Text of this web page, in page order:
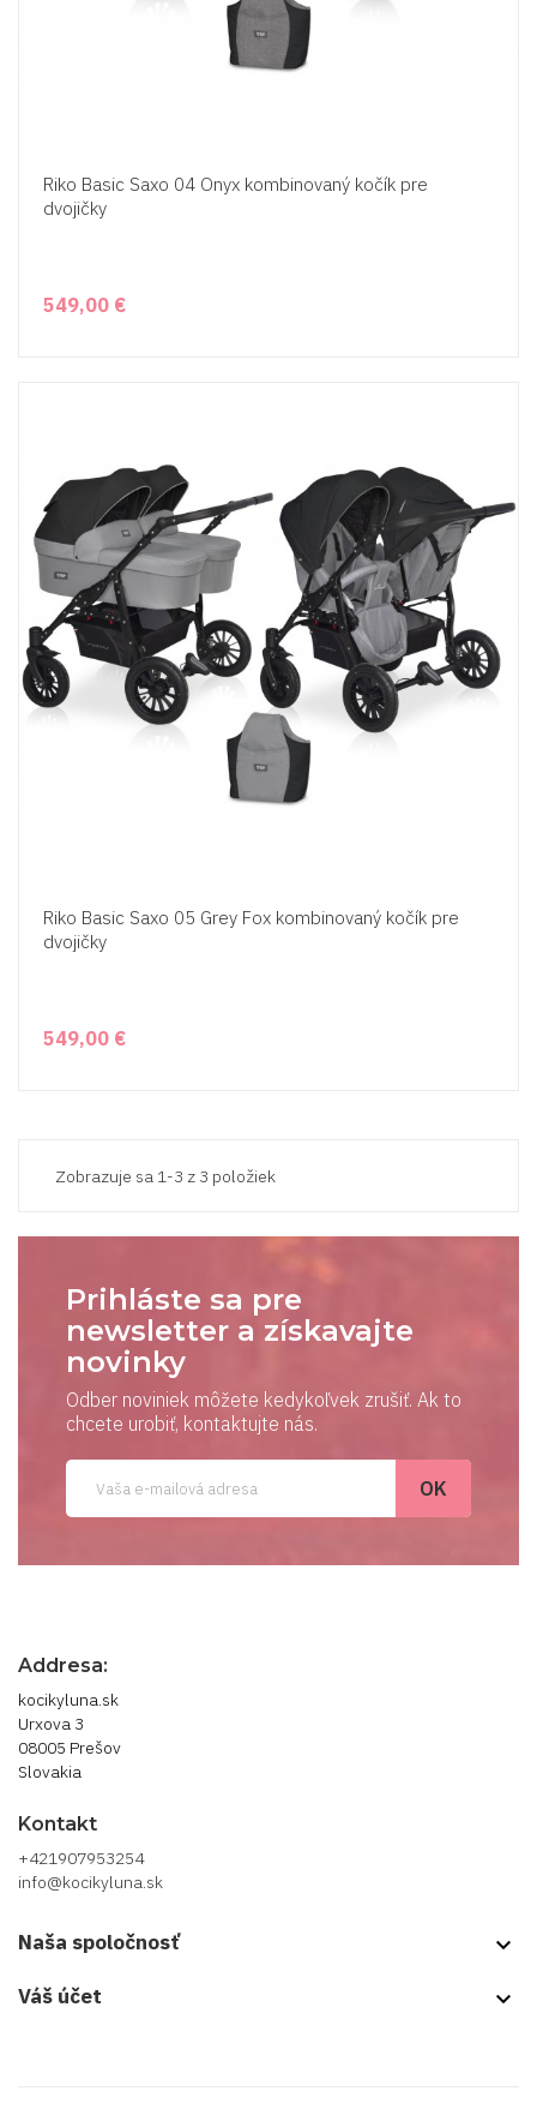
Riko Basic Saxo 04 Onyx kombinovaný kočík pre
dvojičky
549,00 €
Riko Basic Saxo 05 Grey Fox kombinovaný kočík pre
dvojičky
549,00 €
Zobrazuje sa 1-3 z 3 položiek
Prihláste sa pre
newsletter a získavajte
novinky
Odber noviniek môžete kedykoľvek zrušiť. Ak to
chcete urobiť, kontaktujte nás.
Addresa:
kocikyluna.sk
Urxova 3
08005 Prešov
Slovakia
Kontakt
+421907953254
info@kocikyluna.sk
Naša spoločnosť keyboard_arrow_down
Váš účet 